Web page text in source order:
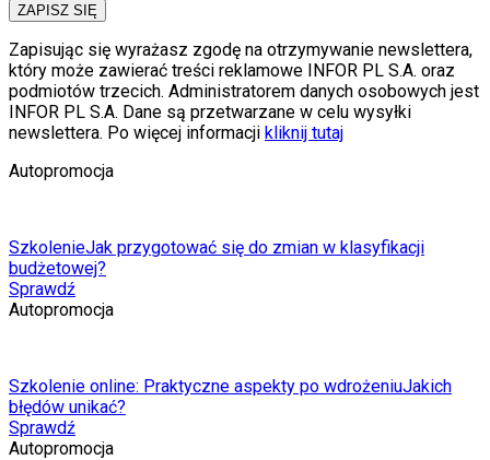
ZAPISZ SIĘ
Zapisując się wyrażasz zgodę na otrzymywanie newslettera,
który może zawierać treści reklamowe INFOR PL S.A. oraz
podmiotów trzecich. Administratorem danych osobowych jest
INFOR PL S.A. Dane są przetwarzane w celu wysyłki
newslettera. Po więcej informacji kliknij tutaj
Autopromocja
SzkolenieJak przygotować się do zmian w klasyfikacji
budżetowej?
Sprawdź
Autopromocja
Szkolenie online: Praktyczne aspekty po wdrożeniuJakich
błędów unikać?
Sprawdź
Autopromocja